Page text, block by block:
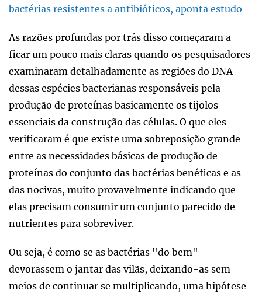
bactérias resistentes a antibióticos, aponta estudo
As razões profundas por trás disso começaram a
ficar um pouco mais claras quando os pesquisadores
examinaram detalhadamente as regiões do DNA
dessas espécies bacterianas responsáveis pela
produção de proteínas basicamente os tijolos
essenciais da construção das células. O que eles
verificaram é que existe uma sobreposição grande
entre as necessidades básicas de produção de
proteínas do conjunto das bactérias benéficas e as
das nocivas, muito provavelmente indicando que
elas precisam consumir um conjunto parecido de
nutrientes para sobreviver.
Ou seja, é como se as bactérias "do bem"
devorassem o jantar das vilãs, deixando-as sem
meios de continuar se multiplicando, uma hipótese